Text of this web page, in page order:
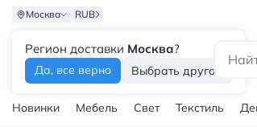
Москва
Регион доставки Москва?
Да, все верно Выбрать другой
RUB
Новинки Мебель Свет Текстиль